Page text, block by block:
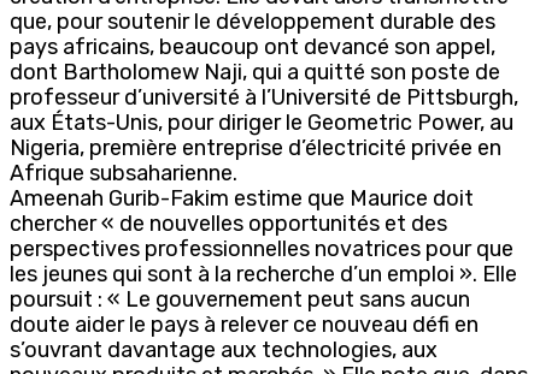
que, pour soutenir le développement durable des
pays africains, beaucoup ont devancé son appel,
dont Bartholomew Naji, qui a quitté son poste de
professeur d’université à l’Université de Pittsburgh,
aux États-Unis, pour diriger le Geometric Power, au
Nigeria, première entreprise d’électricité privée en
Afrique subsaharienne.
Ameenah Gurib-Fakim estime que Maurice doit
chercher « de nouvelles opportunités et des
perspectives professionnelles novatrices pour que
les jeunes qui sont à la recherche d’un emploi ». Elle
poursuit : « Le gouvernement peut sans aucun
doute aider le pays à relever ce nouveau défi en
s’ouvrant davantage aux technologies, aux